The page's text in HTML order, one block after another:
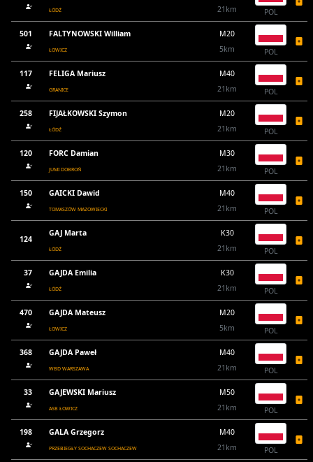
ŁÓDŹ
21km
POL
501 FALTYNOWSKI William
ŁOWICZ
M20
5km
POL
117 FELIGA Mariusz
GRANICE
M40
21km
POL
258 FIJAŁKOWSKI Szymon
ŁÓDŹ
M20
21km
POL
120 FORC Damian
JUMI DOBROŃ
M30
21km
POL
150 GAICKI Dawid
TOMASZÓW MAZOWIECKI
M40
21km
POL
124
GAJ Marta
ŁÓDŹ
K30
21km
POL
37 GAJDA Emilia
ŁÓDŹ
K30
21km
POL
470 GAJDA Mateusz
ŁOWICZ
M20
5km
POL
368 GAJDA Paweł
WBD WARSZAWA
M40
21km
POL
33 GAJEWSKI Mariusz
ASB ŁOWICZ
M50
21km
POL
198 GALA Grzegorz
PRZEBIEGŁY SOCHACZEW SOCHACZEW
M40
21km
POL